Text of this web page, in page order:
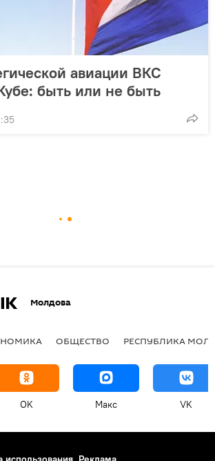
авиации ВКС
быть или не быть
Молдова
ОБЩЕСТВО РЕСПУБЛИКА
OK Макс VK